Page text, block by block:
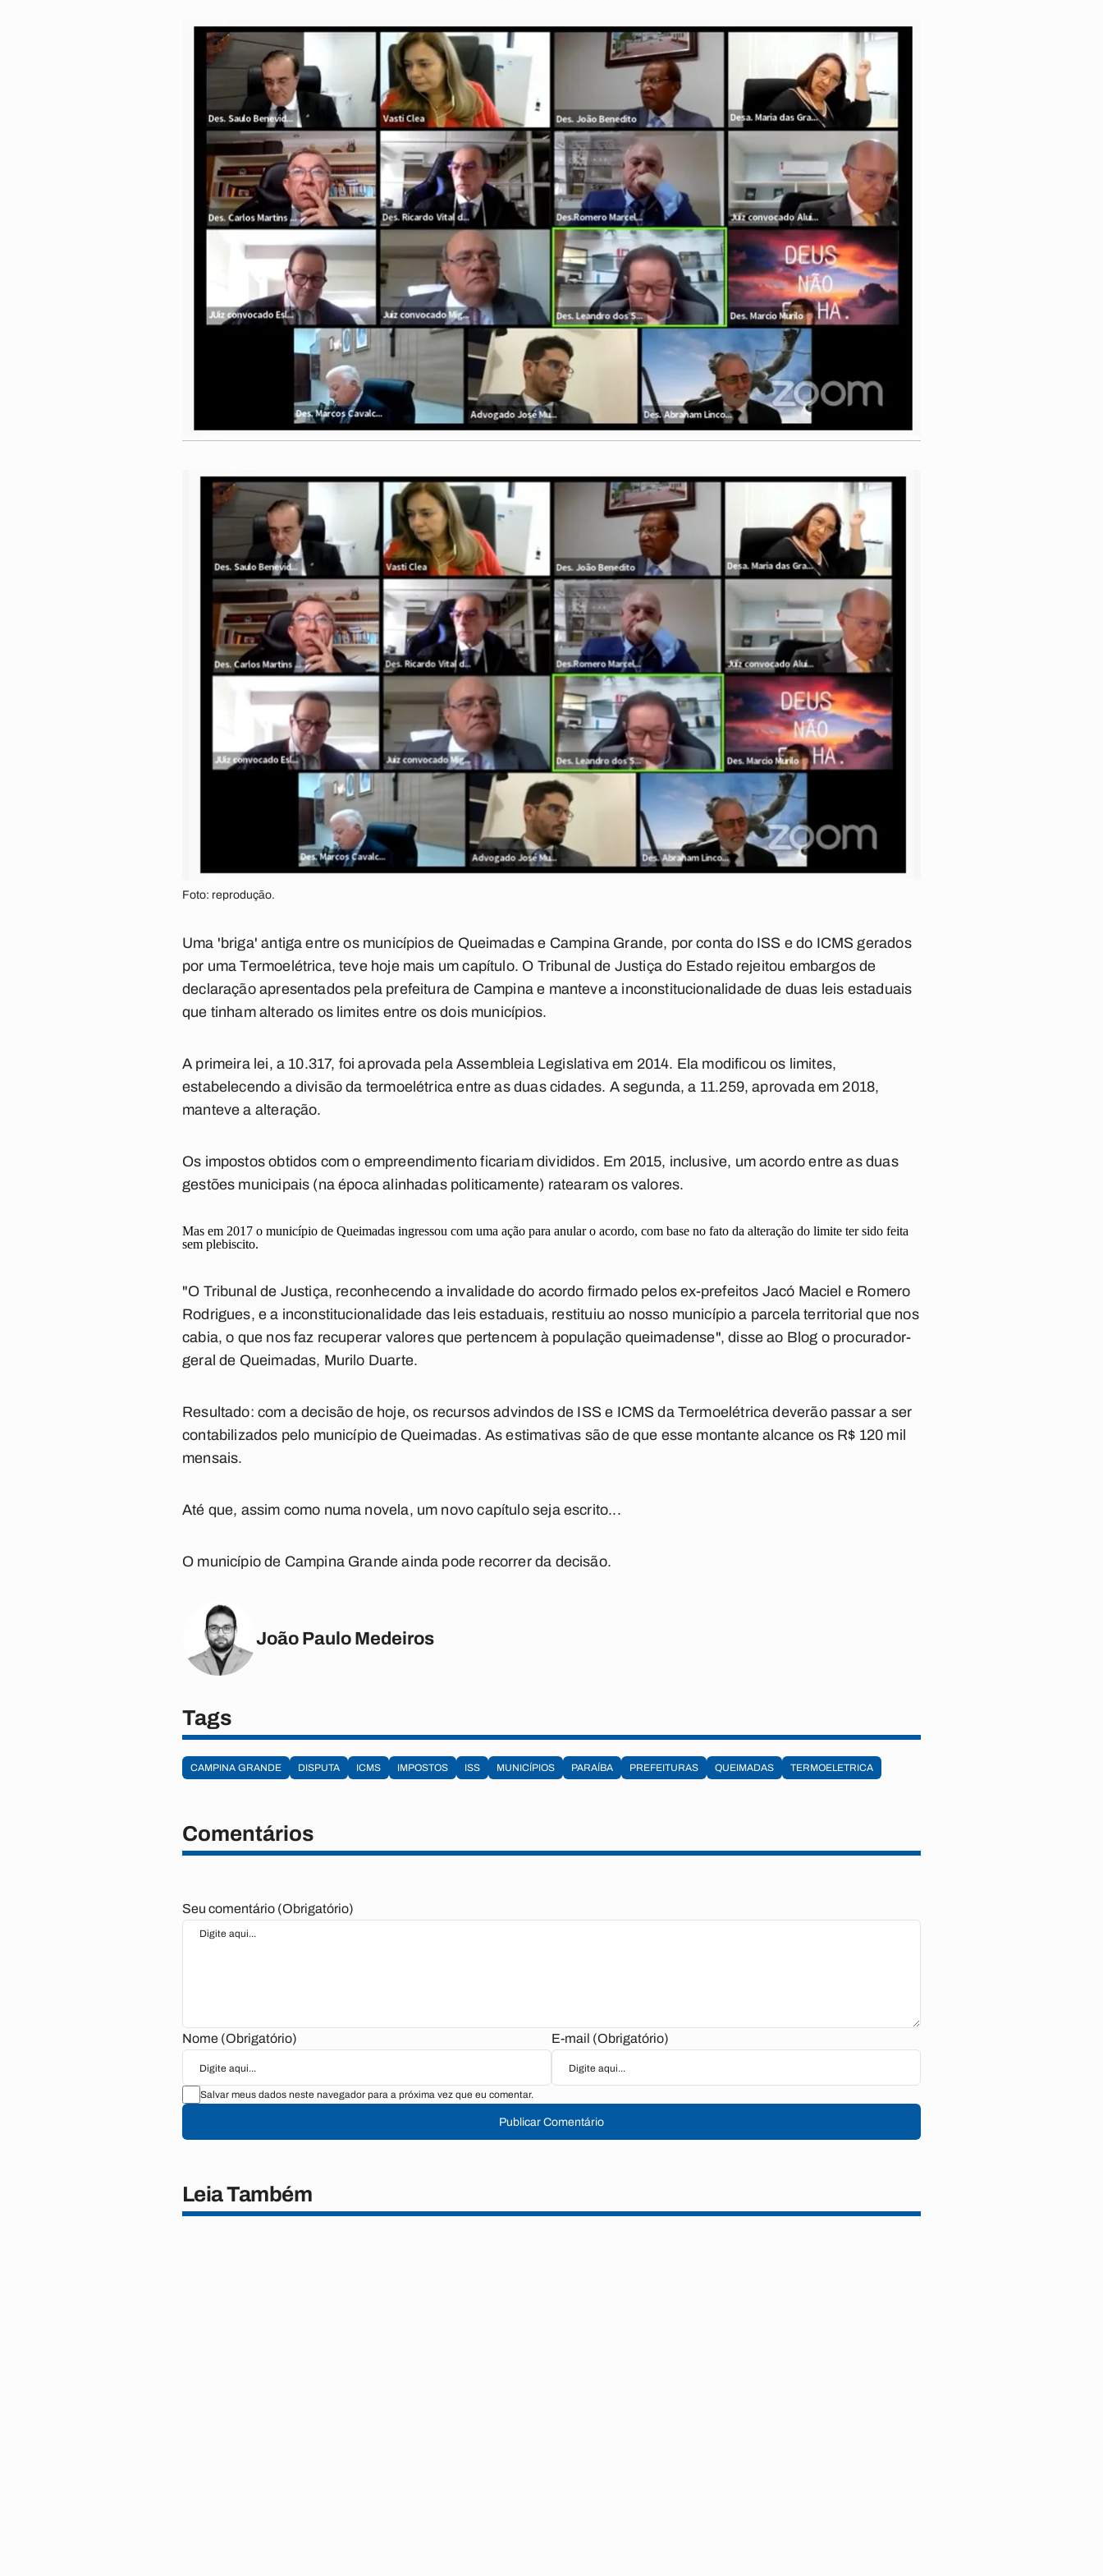
Foto: reprodução.
Uma 'briga' antiga entre os municípios de Queimadas e Campina Grande, por conta do ISS e do ICMS gerados
por uma Termoelétrica, teve hoje mais um capítulo. O Tribunal de Justiça do Estado rejeitou embargos de
declaração apresentados pela prefeitura de Campina e manteve a inconstitucionalidade de duas leis estaduais
que tinham alterado os limites entre os dois municípios.
A primeira lei, a 10.317, foi aprovada pela Assembleia Legislativa em 2014. Ela modificou os limites,
estabelecendo a divisão da termoelétrica entre as duas cidades. A segunda, a 11.259, aprovada em 2018,
manteve a alteração.
Os impostos obtidos com o empreendimento ficariam divididos. Em 2015, inclusive, um acordo entre as duas
gestões municipais (na época alinhadas politicamente) ratearam os valores.
Mas em 2017 o município de Queimadas ingressou com uma ação para anular o acordo, com base no fato da alteração do limite ter sido feita
sem plebiscito.
"O Tribunal de Justiça, reconhecendo a invalidade do acordo firmado pelos ex-prefeitos Jacó Maciel e Romero
Rodrigues, e a inconstitucionalidade das leis estaduais, restituiu ao nosso município a parcela territorial que nos
cabia, o que nos faz recuperar valores que pertencem à população queimadense", disse ao Blog o procurador-
geral de Queimadas, Murilo Duarte.
Resultado: com a decisão de hoje, os recursos advindos de ISS e ICMS da Termoelétrica deverão passar a ser
contabilizados pelo município de Queimadas. As estimativas são de que esse montante alcance os R$ 120 mil
mensais.
Até que, assim como numa novela, um novo capítulo seja escrito...
O município de Campina Grande ainda pode recorrer da decisão.
João Paulo Medeiros
Tags
CAMPINA GRANDE DISPUTA ICMS IMPOSTOS ISS MUNICÍPIOS PARAÍBA PREFEITURAS QUEIMADAS TERMOELETRICA
Comentários
Seu comentário (Obrigatório)
Nome (Obrigatório) E-mail (Obrigatório)
Salvar meus dados neste navegador para a próxima vez que eu comentar.
Publicar Comentário
Leia Também